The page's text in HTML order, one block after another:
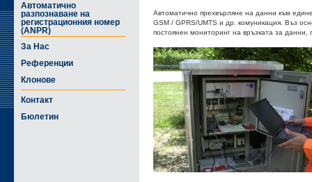
Автоматично прехвърляне на данни към
GSM / GPRS/UMTS и др. комуникация. Въз
постоянен мониторинг на връзката за
Автоматично
разпознаване на
регистрационния номер
(ANPR)
За Нас
Референции
Клонове
Контакт
Бюлетин